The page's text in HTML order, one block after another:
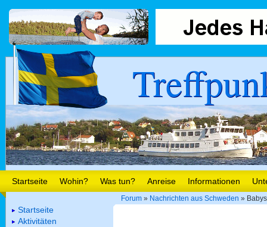
Startseite Wohin? Was tun? Anreise Informationen
Forum » Nachrichten aus Schweden »
Startseite
Aktivitäten